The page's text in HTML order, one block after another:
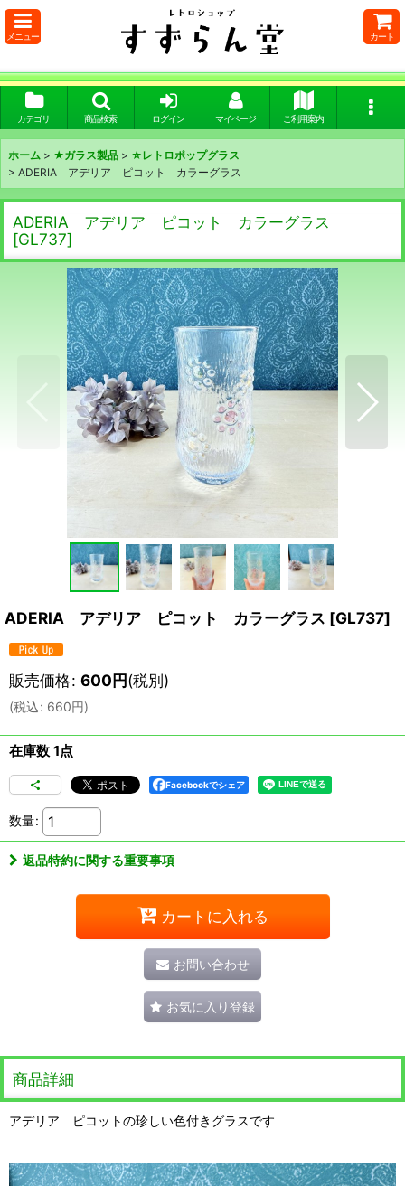
メニュー カート
カテゴリ 商品検索 ログイン マイページ ご利用案内
ホーム > ★ガラス製品 > ☆レトロポップグラス
> ADERIA アデリア ピコット カラーグラス
ADERIA アデリア ピコット カラーグラス
[GL737]
ADERIA アデリア ピコット カラーグラス [GL737]
販売価格: 600円(税別)
(税込: 660円)
在庫数 1点
Facebookでシェア
数量:
返品特約に関する重要事項
カートに入れる
お問い合わせ
お気に入り登録
商品詳細
アデリア ピコットの珍しい色付きグラスです